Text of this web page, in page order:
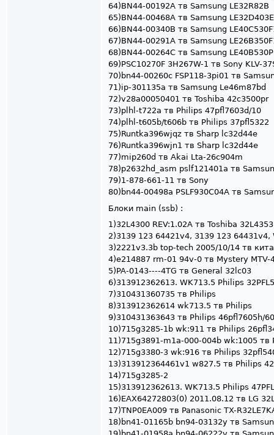
64)BN44-00192A тв Samsung LE32R82B
65)BN44-00468A тв Samsung
66)BN44-00340B тв Samsung
67)BN44-00291A тв Samsung
68)BN44-00264C тв Samsung
69)PSC10270F 3H267W-1 тв Sony KLV-
70)bn44-00260c FSP118-3pi01 тв
71)ip-301135a тв Samsung Le46m87bd
72)v28a00050401 тв Toshiba 42c3500pr
73)plhl-t722a тв Philips 47pfl7603d/10
74)plhl-t605b/t606b тв Philips 37pfl5322
75)Runtka396wjqz тв Sharp lc32d44e
76)Runtka396wjn1 тв Sharp lc32d44e
77)mip260d тв Akai Lta-26c904m
78)p2632hd_asm pslf121401a тв
79)1-878-661-11 тв Sony
80)bn44-00498a PSLF930C04A тв
Блоки main (ssb) :
1)32L4300 REV:1.02A тв Toshiba
2)3139 123 64421v4, 3139 123 64431v4,
3)2221v3.3b top-tech 2005/10/14 тв
4)e214887 rm-01 94v-0 тв Mystery MTV-
5)PA-0143----4TG тв General 32lc03
6)313912362613. WK713.5 Philips
7)310431360735 тв Philips
8)313912362614 wk713.5 тв Philips
9)310431363643 тв Philips 46pfl7605h/
10)715g3285-1b wk:911 тв Philips
11)715g3891-m1a-000-004b wk:1005 тв
12)715g3380-3 wk:916 тв Philips
13)313912364461v1 w827.5 тв Philips
14)715g3285-2
15)313912362613. WK713.5 Philips
16)EAX64272803(0) 2011.08.12 тв LG
17)TNP0EA009 тв Panasonic TX-
18)bn41-01165b bn94-03132y тв